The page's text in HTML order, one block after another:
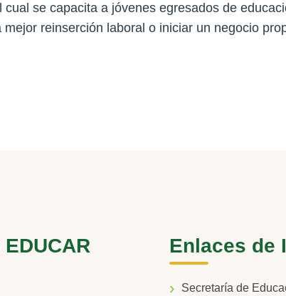
se capacita a jóvenes egresados de
reinserción laboral o iniciar un negocio
Enlaces de
Secretaría de